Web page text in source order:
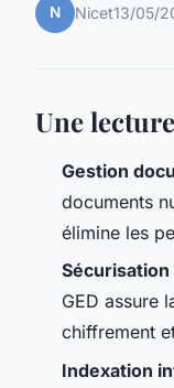
N Nicet13/05/
Une
Gestion
documents
élimine les
GED assure
chiffrement
Indexation